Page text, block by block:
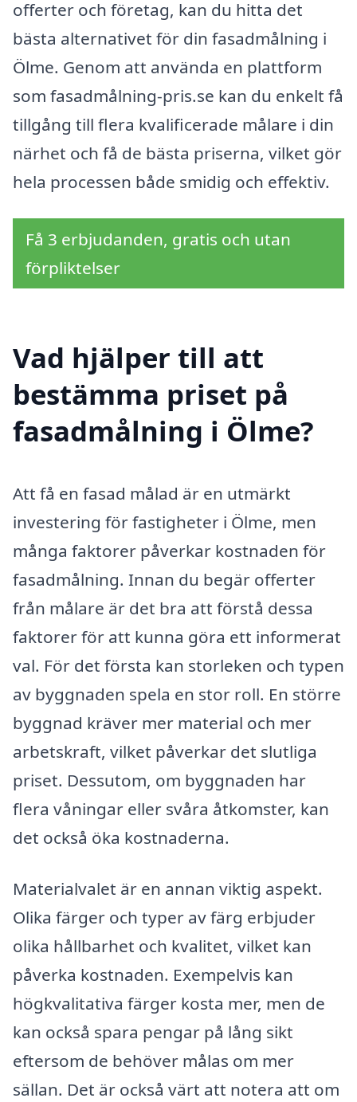
offerter och företag, kan du hitta det
bästa alternativet för din fasadmålning i
Ölme. Genom att använda en plattform
som fasadmålning-pris.se kan du enkelt få
tillgång till flera kvalificerade målare i din
närhet och få de bästa priserna, vilket gör
hela processen både smidig och effektiv.
Få 3 erbjudanden, gratis och utan
förpliktelser
Vad hjälper till att
bestämma priset på
fasadmålning i Ölme?
Att få en fasad målad är en utmärkt
investering för fastigheter i Ölme, men
många faktorer påverkar kostnaden för
fasadmålning. Innan du begär offerter
från målare är det bra att förstå dessa
faktorer för att kunna göra ett informerat
val. För det första kan storleken och typen
av byggnaden spela en stor roll. En större
byggnad kräver mer material och mer
arbetskraft, vilket påverkar det slutliga
priset. Dessutom, om byggnaden har
flera våningar eller svåra åtkomster, kan
det också öka kostnaderna.
Materialvalet är en annan viktig aspekt.
Olika färger och typer av färg erbjuder
olika hållbarhet och kvalitet, vilket kan
påverka kostnaden. Exempelvis kan
högkvalitativa färger kosta mer, men de
kan också spara pengar på lång sikt
eftersom de behöver målas om mer
sällan. Det är också värt att notera att om